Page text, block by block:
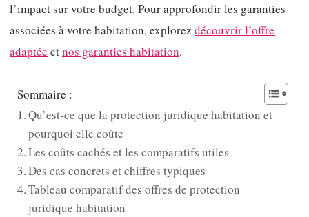
l’impact sur votre budget. Pour approfondir les garanties
associées à votre habitation, explorez découvrir l’offre
adaptée etnos garanties habitation.
Sommaire :
Qu’est‑ce que la protection juridique habitation et
pourquoi elle coûte
Les coûts cachés et les comparatifs utiles
Des cas concrets et chiffres typiques
Tableau comparatif des offres de protection
juridique habitation